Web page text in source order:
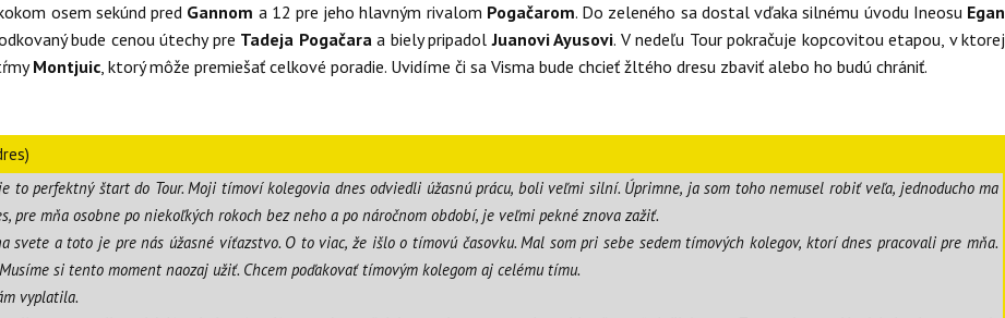
osem sekúnd pred Gannom a 12 pre jeho hlavným rivalom Pogačarom. Do zeleného sa dostal vďaka silnému úvodu Ineosu Egan
bude cenou útechy pre Tadeja Pogačaraa biely pripadolJuanovi Ayusovi. V nedeľu Tour pokračuje kopcovitou etapou, v ktorej
Montjuic, ktorý môže premiešať celkové poradie. Uvidíme či sa Visma bude chcieť žltého dresu zbaviť alebo ho budú chrániť.
to perfektný štart do Tour. Moji tímoví kolegovia dnes odviedli úžasnú prácu, boli veľmi silní. Úprimne, ja som toho nemusel robiť veľa, jednoducho ma
mňa osobne po niekoľkých rokoch bez neho a po náročnom období, je veľmi pekné znova zažiť.
a toto je pre nás úžasné víťazstvo. O to viac, že išlo o tímovú časovku. Mal som pri sebe sedem tímových kolegov, ktorí dnes pracovali pre mňa.
si tento moment naozaj užiť. Chcem poďakovať tímovým kolegom aj celému tímu.
vyplatila.